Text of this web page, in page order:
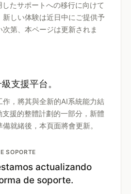
たサポートへの移行に向けて
しい体験は近日中にご提供予
第、本ページは更新されま
支援平台。
，將其與全新的AI系統能力結
援的整體計劃的一部分，新體
就緒後，本頁面將會更新。
SOPORTE
actualizando
de soporte.